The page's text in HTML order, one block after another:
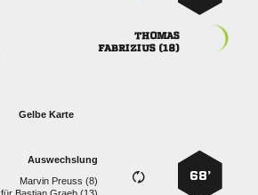

 
Gelbe Karte
68’
Auswechslung
  